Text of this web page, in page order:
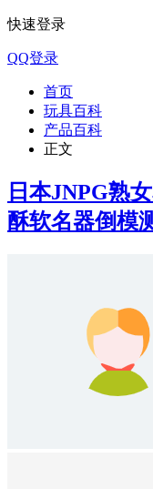
快速登录
QQ登录
首页
玩具百科
产品百科
正文
日本JNPG熟
酥软名器倒模